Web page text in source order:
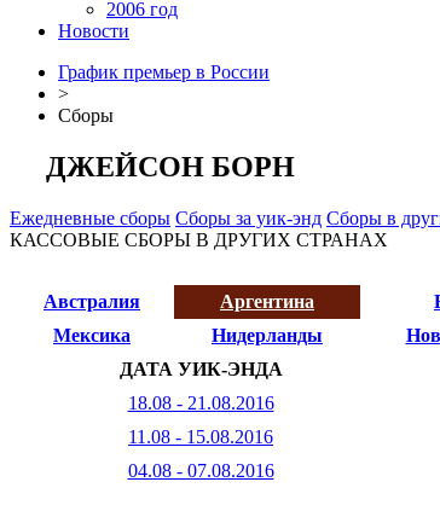
2006 год
Новости
График премьер в России
>
Сборы
ДЖЕЙСОН БОРН
Ежедневные сборы Сборы за уик-энд Сборы в
КАССОВЫЕ СБОРЫ В ДРУГИХ СТРАНАХ
Австралия
Аргентина
Мексика
Нидерланды
ДАТА УИК-ЭНДА
18.08 - 21.08.2016
11.08 - 15.08.2016
04.08 - 07.08.2016